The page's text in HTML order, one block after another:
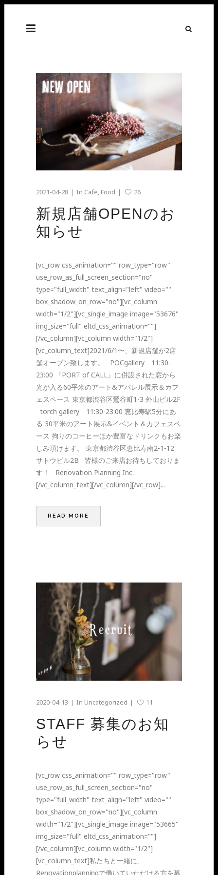
2021-04-28 In Cafe, Food 26
新規店舗OPENのお
知らせ
[vc_row css_animation="" row_type="row"
use_row_as_full_screen_section="no"
type="full_width" text_align="left" video=""
box_shadow_on_row="no"][vc_column
width="1/2"][vc_single_image image="53676"
img_size="full" eltd_css_animation=""]
[/vc_column][vc_column width="1/2"]
[vc_column_text]2021/6/1〜、新規店舗が2店
舗オープン致します。 POCgallery 11:30-
23:00 『PORT of CALL』に併設された窓から
光が入る60平米のアート&アパレル展示＆カフ
ェスペース 東京都渋谷区鶯谷町1-3 外山ビル2F
torch gallery 11:30-23:00 恵比寿駅5分にあ
る 30平米のアート展示&イベント＆カフェスペ
ース 拘りのコーヒーほか豊富なドリンクもお楽
しみ頂けます。 東京都渋谷区恵比寿南2-1-12
サトウビル2B 皆様のご来店お待ちしておりま
す！ Renovation Planning Inc.
[/vc_column_text][/vc_column][/vc_row]...
READ MORE
2020-04-13 In Uncategorized 11
STAFF 募集のお知
らせ
[vc_row css_animation="" row_type="row"
use_row_as_full_screen_section="no"
type="full_width" text_align="left" video=""
box_shadow_on_row="no"][vc_column
width="1/2"][vc_single_image image="53665"
img_size="full" eltd_css_animation=""]
[/vc_column][vc_column width="1/2"]
[vc_column_text]私たちと一緒に、
Renovationplanningで働いていただける方を募